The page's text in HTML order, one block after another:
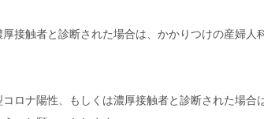
接触者と診断された場合は、かかりつけの産婦人
ロナ陽性、もしくは濃厚接触者と診断された場合